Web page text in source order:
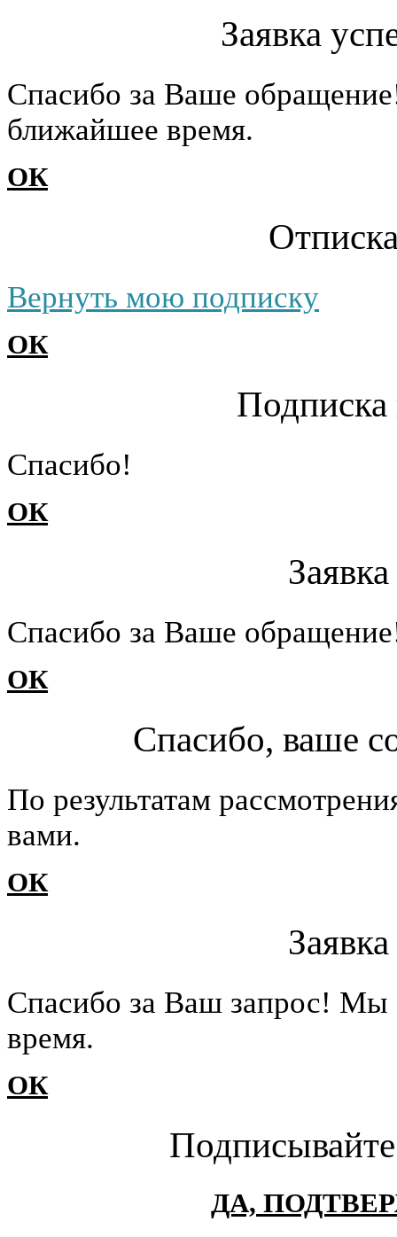
Заявка
Cпасибо за Ваше
ближайшее время.
ОК
Вернуть мою подписку
ОК
Подписка
Cпасибо!
ОК
Cпасибо за Ваше
ОК
Спасибо, ваше
По результатам
вами.
ОК
Cпасибо за Ваш запрос!
время.
ОК
ДА,